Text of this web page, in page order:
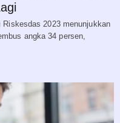
2023 menunjukkan
angka 34 persen,